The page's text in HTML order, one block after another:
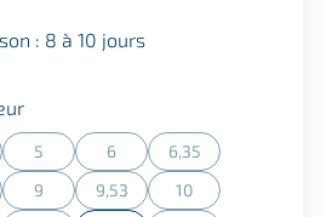
: 8 à 10 jours
Sélectionner
actuellement pas disponible.)
action n'est actuellement pas disponible.)
5
(Cette action n'est actuellement pas
6
(Cette action n'est
6,35
(Cette action n'est
actuellement pas disponible.)
action n'est actuellement pas disponible.)
9
(Cette action n'est actuellement pas
9,53
(Cette action n'est
10
(Cette action n'est